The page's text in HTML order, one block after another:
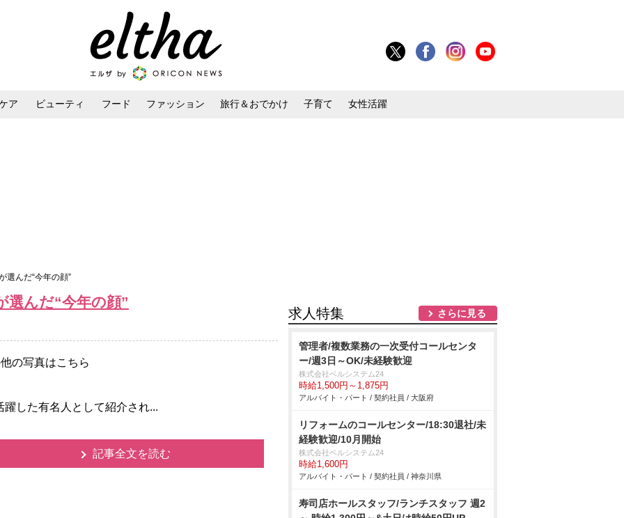
ア ビューティ フード ファッション 旅行＆おでかけ 子育て 女性活躍
選んだ“今年の顔”
選んだ“今年の顔”
の写真はこちら
躍した有名人として紹介され...
記事全文を読む
求人特集 さらに見る
管理者/複数業務の一次受付コールセンタ
ー/週3日～OK/未経験歓迎
株式会社ベルシステム24
時給1,500円～1,875円
アルバイト・パート / 契約社員 / 大阪府
リフォームのコールセンター/18:30退社/未
経験歓迎/10月開始
株式会社ベルシステム24
時給1,600円
アルバイト・パート / 契約社員 / 神奈川県
寿司店ホールスタッフ/ランチスタッフ 週2